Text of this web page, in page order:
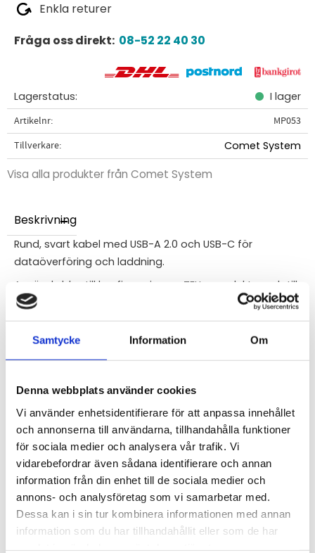
Samtycke Information Om
Denna webbplats använder cookies
Vi använder enhetsidentifierare för att anpassa innehållet
och annonserna till användarna, tillhandahålla funktioner
för sociala medier och analysera vår trafik. Vi
vidarebefordrar även sådana identifierare och annan
information från din enhet till de sociala medier och
annons- och analysföretag som vi samarbetar med.
Dessa kan i sin tur kombinera informationen med annan
information som du har tillhandahållit eller som de har
Enkla returer
Fråga oss direkt: 08-52 22 40 30
Lagerstatus I lager
Artikelnr
MP053
Tillverkare
Comet System
Visa alla produkter från Comet System
Beskrivning
Rund, svart kabel med USB-A 2.0 och USB-C för
dataöverföring och laddning.
Används bl.a. till konfigurering av TELLs produkter och till
Comet dataloggrar serie U
STÄLL EN FRÅGA OM PRODUKTEN
Omdömen
Du